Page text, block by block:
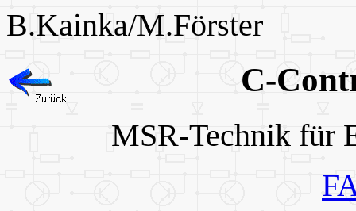
B.Kainka/M.Förster
C-
MSR-Technik für